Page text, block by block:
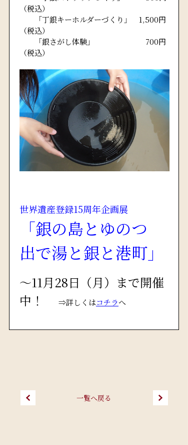
（税込）
「丁銀キーホルダーづくり」
1,500円
（税込）
「銀さがし体験」
700円
（税込）
世界遺産登録15周年企画展
「銀の島とゆのつ
出で湯と銀と港町」
～11月28日（月）まで開催
中！
⇒詳しくはコチラへ
一覧へ戻る